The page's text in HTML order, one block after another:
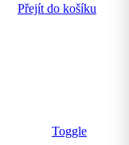
Přejít do košíku
Toggle